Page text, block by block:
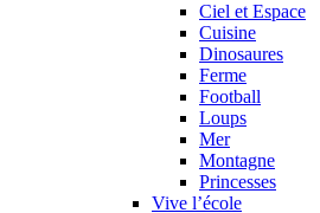
Ciel et Espace
Cuisine
Dinosaures
Ferme
Football
Loups
Mer
Montagne
Princesses
Vive l’école